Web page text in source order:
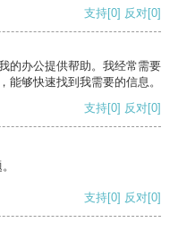
支持[0] 反对[0]
的办公提供帮助。我经常需要
能够快速找到我需要的信息。
支持[0] 反对[0]
支持[0] 反对[0]